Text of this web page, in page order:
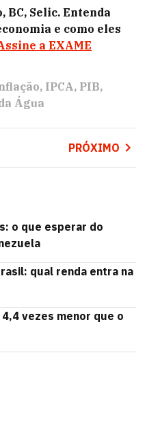
BC, Selic. Entenda
e como eles
a EXAME
IPCA PIB
Água
PRÓXIMO
o que esperar do
qual renda entra na
vezes menor que o